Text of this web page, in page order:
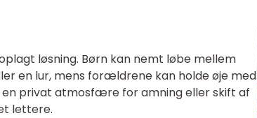
løsning. Børn kan nemt løbe mellem
en lur, mens forældrene kan holde øje med
en privat atmosfære for amning eller skift af
lettere.